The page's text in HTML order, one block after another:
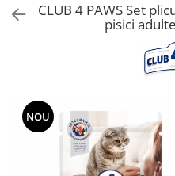
Hrana umeda
Hrana uscata
Odorizante pentru litiera
CLUB 4 PAWS Set
pisici
NOU